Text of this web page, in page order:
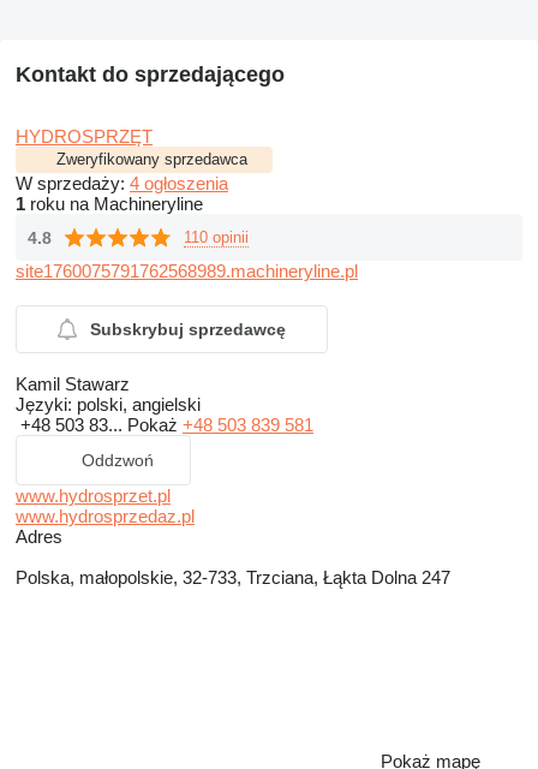
Kontakt do sprzedającego
HYDROSPRZĘT
Zweryfikowany sprzedawca
W sprzedaży: 4 ogłoszenia
1 roku na Machineryline
4.8 110 opinii
site1760075791762568989.machineryline.pl
Subskrybuj sprzedawcę
Kamil Stawarz
Języki: polski, angielski
+48 503 83... Pokaż +48 503 839 581
Oddzwoń
www.hydrosprzet.pl
www.hydrosprzedaz.pl
Adres
Polska, małopolskie, 32-733, Trzciana, Łąkta Dolna 247
Pokaż mapę